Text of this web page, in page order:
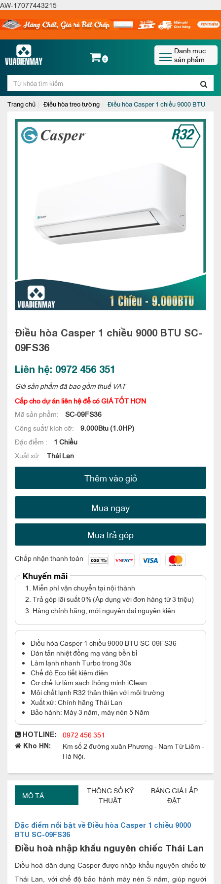
AW-17077443215
0
Danh mục
sản phẩm
Trang chủ Điều hòa treo tường Điều hòa Casper 1 chiều 9000 BTU
Điều hòa Casper 1 chiều 9000 BTU SC-
09FS36
Liên hệ: 0972 456 351
Giá sản phẩm đã bao gồm thuế VAT
Cấp cho dự án liên hệ để có GIÁ TỐT HƠN
Mã sản phẩm:
SC-09FS36
Công suất/ kích cỡ:
9.000Btu (1.0HP)
Đặc điểm :
1 Chiều
Xuất xứ:
Thái Lan
Thêm vào giỏ
Mua ngay
Mua trả góp
Chấp nhận thanh toán
Khuyến mãi
1. Miễn phí vận chuyển tại nội thành
2. Trả góp lãi suất 0% (Áp dụng với đơn hàng từ 3 triệu)
3. Hàng chính hãng, mới nguyên đai nguyên kiện
Điều hòa Casper 1 chiều 9000 BTU SC-09FS36
Dàn tản nhiệt đồng mạ vàng bền bỉ
Làm lạnh nhanh Turbo trong 30s
Chế độ Eco tiết kiệm điện
Cơ chế tự làm sạch thông minh iClean
Môi chất lạnh R32 thân thiện với môi trường
Xuất xứ: Chính hãng Thái Lan
Bảo hành: Máy 3 năm, máy nén 5 Năm
HOTLINE: 0972 456 351
Kho HN:
Km số 2 đường xuân Phương - Nam Từ Liêm -
Hà Nội.
MÔ TẢ
THÔNG SỐ KỸ
THUẬT
BẢNG GIÁ LẮP
ĐẶT
Đặc điểm nổi bật về Điều hòa Casper 1 chiều 9000
BTU SC-09FS36
Điều hoà nhập khẩu nguyên chiếc Thái Lan
Điều hoà dân dụng Casper được nhập khẩu nguyên chiếc từ
Thái Lan, với chế độ bảo hành máy nén 5 năm, giúp người